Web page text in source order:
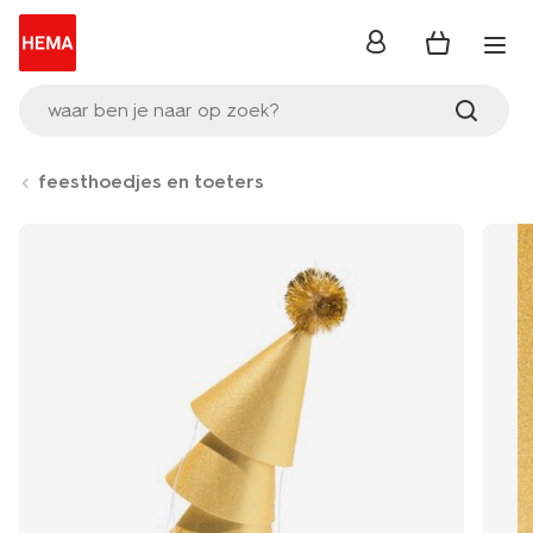
waar ben je naar op zoek?
inloggen
feesthoedjes en toeters